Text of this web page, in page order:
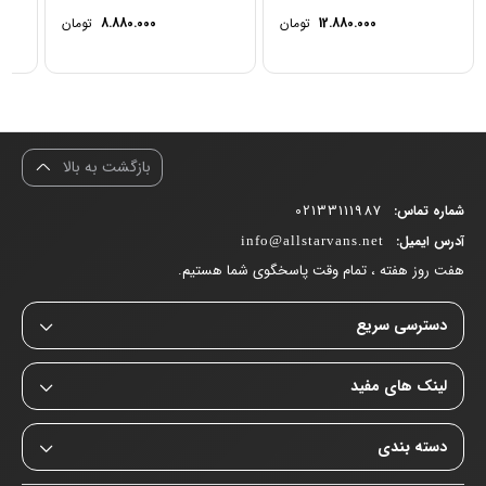
12.880.000 تومان 8.880.000 تومان
بازگشت به بالا
شماره تماس: 02133111987
آدرس ایمیل: info@allstarvans.net
هفت روز هفته ، تمام وقت پاسخگوی شما هستیم.
دسترسی سریع
لینک های مفید
دسته بندی